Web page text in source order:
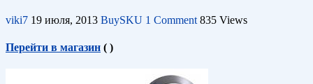
viki7 19 июля, 2013 BuySKU 1 Comment 835 Views
Перейти в магазин ( )